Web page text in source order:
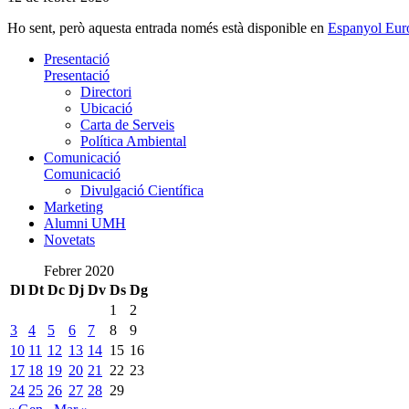
Ho sent, però aquesta entrada només està disponible en Espanyol
Presentació
Presentació
Directori
Ubicació
Carta de Serveis
Política Ambiental
Comunicació
Comunicació
Divulgació Científica
Marketing
Alumni UMH
Novetats
Febrer 2020
Dl Dt Dc Dj Dv Ds Dg
1
2
3
4 5 6 7 8
9
10 11 12 13 14 15 16
17 18 19 20 21 22 23
24 25 26 27 28 29